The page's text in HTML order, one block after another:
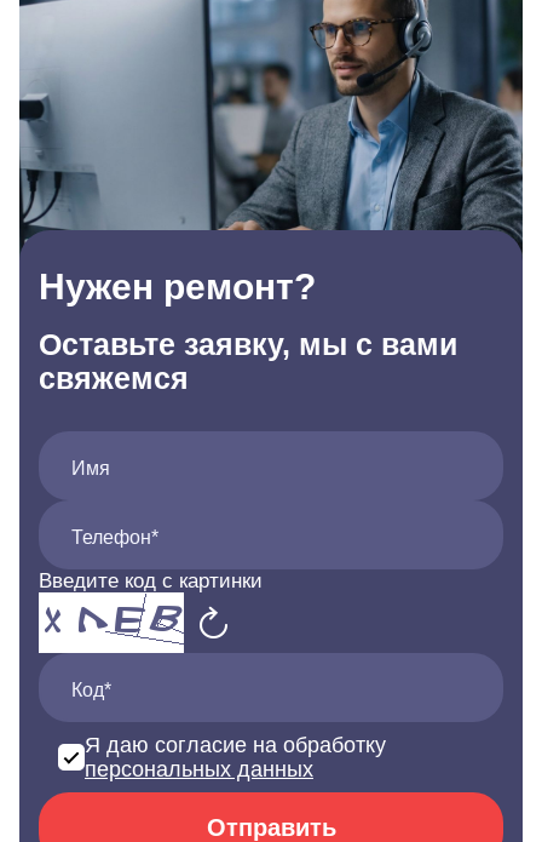
Нужен ремонт?
Оставьте заявку, мы с вами
свяжемся
Имя
Телефон*
Введите код с картинки
Код*
Я даю согласие на обработку
персональных данных
Отправить